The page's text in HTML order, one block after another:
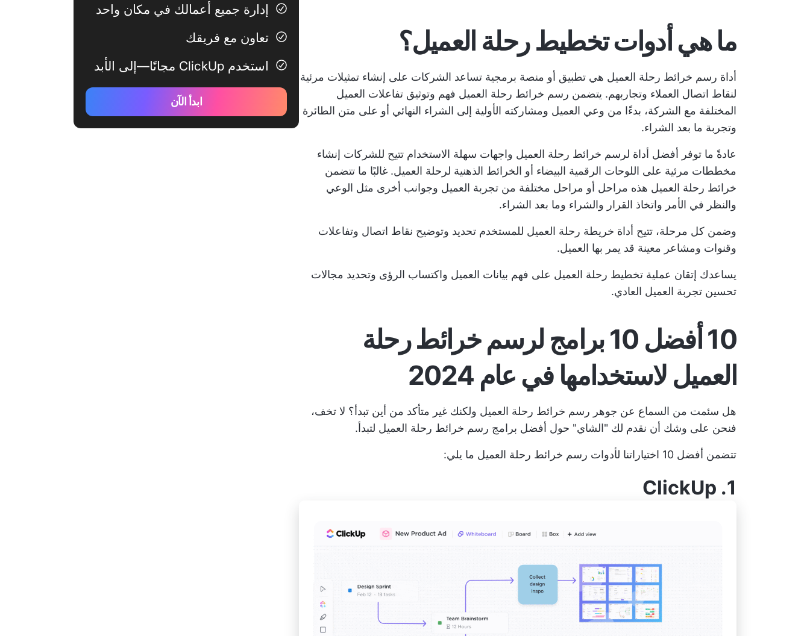
ما هي أدوات تخطيط رحلة العميل؟
أداة رسم خرائط رحلة العميل هي تطبيق أو منصة برمجية تساعد الشركات على إنشاء تمثيلات مرئية
لنقاط اتصال العملاء وتجاربهم. يتضمن رسم خرائط رحلة العميل فهم وتوثيق تفاعلات العميل
المختلفة مع الشركة، بدءًا من وعي العميل ومشاركته الأولية إلى الشراء النهائي أو على متن الطائرة
وتجربة ما بعد الشراء.
عادةً ما توفر أفضل أداة لرسم خرائط رحلة العميل واجهات سهلة الاستخدام تتيح للشركات إنشاء
مخططات مرئية على اللوحات الرقمية البيضاء أو الخرائط الذهنية لرحلة العميل. غالبًا ما تتضمن
خرائط رحلة العميل هذه مراحل أو مراحل مختلفة من تجربة العميل وجوانب أخرى مثل الوعي
والنظر في الأمر واتخاذ القرار والشراء وما بعد الشراء.
وضمن كل مرحلة، تتيح أداة خريطة رحلة العميل للمستخدم تحديد وتوضيح نقاط اتصال وتفاعلات
وقنوات ومشاعر معينة قد يمر بها العميل.
يساعدك إتقان عملية تخطيط رحلة العميل على فهم بيانات العميل واكتساب الرؤى وتحديد مجالات
تحسين تجربة العميل العادي.
10 أفضل 10 برامج لرسم خرائط رحلة
العميل لاستخدامها في عام 2024
هل سئمت من السماع عن جوهر رسم خرائط رحلة العميل ولكنك غير متأكد من أين تبدأ؟ لا تخف،
فنحن على وشك أن نقدم لك "الشاي" حول أفضل برامج رسم خرائط رحلة العميل لتبدأ.
تتضمن أفضل 10 اختياراتنا لأدوات رسم خرائط رحلة العميل ما يلي:
1.
ClickUp
إدارة جميع أعمالك في مكان واحد
تعاون مع فريقك
استخدم ClickUp مجانًا—إلى الأبد
ابدأ الآن